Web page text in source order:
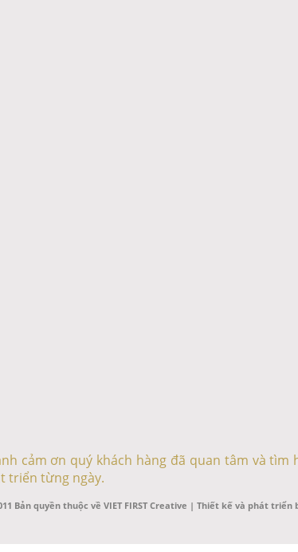
cảm ơn quý khách hàng đã quan tâm và
triển từng ngày.
Bản quyền thuộc về VIET FIRST Creative | Thiết kế và phát triển